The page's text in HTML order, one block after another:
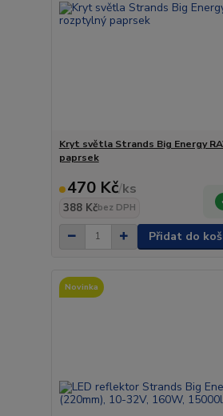
Kryt světla Strands Big Energy
paprsek
470 Kč/ks
388 Kčbez DPH
Přidat do
Novinka